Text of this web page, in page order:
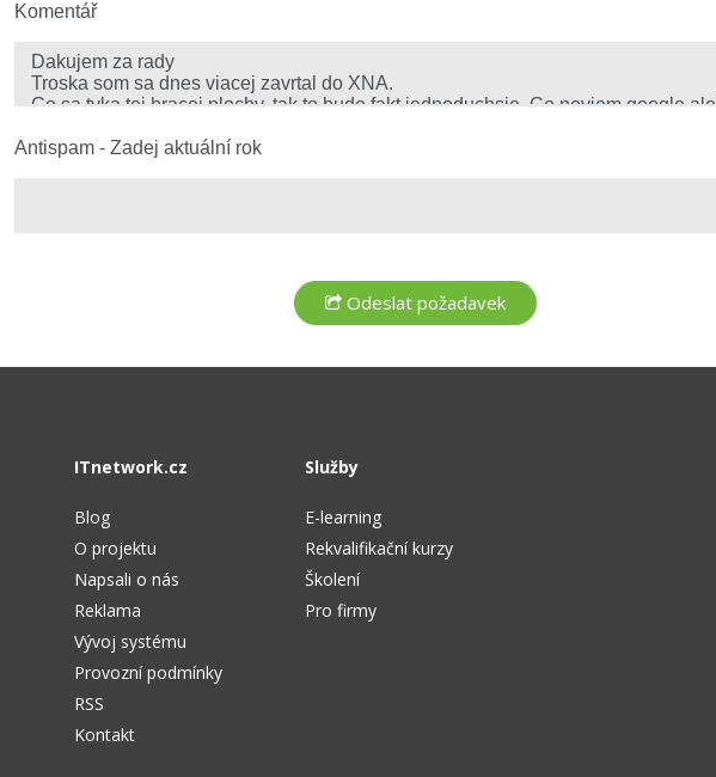
Komentář
Antispam - Zadej aktuální rok
ITnetwork.cz
Blog
O projektu
Napsali o nás
Reklama
Vývoj systému
Provozní podmínky
RSS
Kontakt
Služby
E-learning
Rekvalifikační kurzy
Školení
Pro firmy